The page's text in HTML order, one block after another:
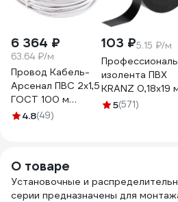
6 364 ₽
63.64 ₽/м
Провод Кабель-
Арсенал ПВС 2х1,5
ГОСТ 100 м
KARS-51178
4.8(49)
103 ₽5.15 ₽/м
изолента ПВХ
KRANZ 0,18х19
20 м, черная KR-
5(571)
О товаре
Установочные и
серии предназначены для